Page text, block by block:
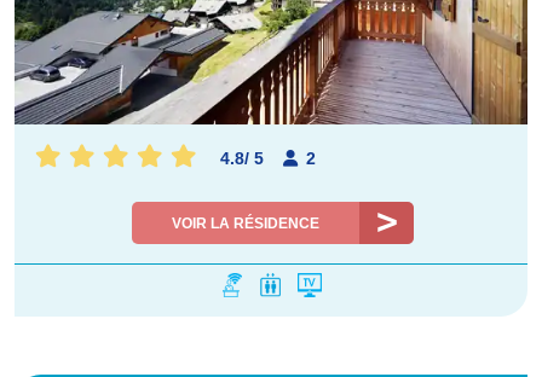
4.8/ 5 2
VOIR LA RÉSIDENCE